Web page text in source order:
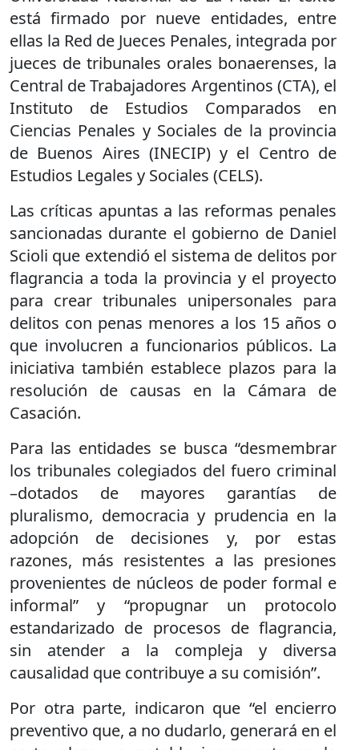
está firmado por nueve entidades, entre
ellas la Red de Jueces Penales, integrada por
jueces de tribunales orales bonaerenses, la
Central de Trabajadores Argentinos (CTA), el
Instituto de Estudios Comparados en
Ciencias Penales y Sociales de la provincia
de Buenos Aires (INECIP) y el Centro de
Estudios Legales y Sociales (CELS).
Las críticas apuntas a las reformas penales
sancionadas durante el gobierno de Daniel
Scioli que extendió el sistema de delitos por
flagrancia a toda la provincia y el proyecto
para crear tribunales unipersonales para
delitos con penas menores a los 15 años o
que involucren a funcionarios públicos. La
iniciativa también establece plazos para la
resolución de causas en la Cámara de
Casación.
Para las entidades se busca “desmembrar
los tribunales colegiados del fuero criminal
–dotados de mayores garantías de
pluralismo, democracia y prudencia en la
adopción de decisiones y, por estas
razones, más resistentes a las presiones
provenientes de núcleos de poder formal e
informal” y “propugnar un protocolo
estandarizado de procesos de flagrancia,
sin atender a la compleja y diversa
causalidad que contribuye a su comisión”.
Por otra parte, indicaron que “el encierro
preventivo que, a no dudarlo, generará en el